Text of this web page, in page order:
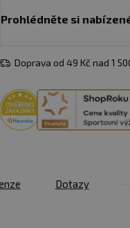
Prohlédněte si
Doprava od 49 Kč nad 1
Dotazy